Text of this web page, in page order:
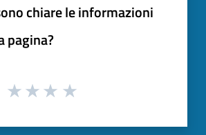
chiare le informazioni
pagina?